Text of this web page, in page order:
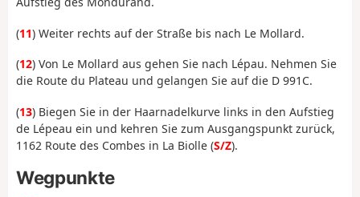
(11) Weiter rechts auf der Straße bis nach Le Mollard.
(12) Von Le Mollard aus gehen Sie nach Lépau. Nehmen Sie
die Route du Plateau und gelangen Sie auf die D 991C.
(13) Biegen Sie in der Haarnadelkurve links in den Aufstieg
de Lépeau ein und kehren Sie zum Ausgangspunkt zurück,
1162 Route des Combes in La Biolle (S/Z).
Wegpunkte